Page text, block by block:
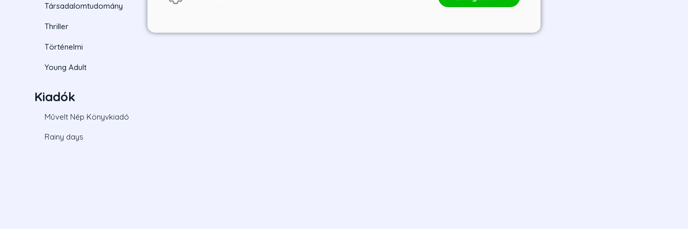
Társadalomtudomány
Thriller
Történelmi
Young Adult
Kiadók
Művelt Nép Könyvkiadó
Rainy days